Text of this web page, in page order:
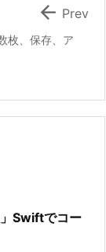
枚、保存、ア
 Prev
」Swiftでコー